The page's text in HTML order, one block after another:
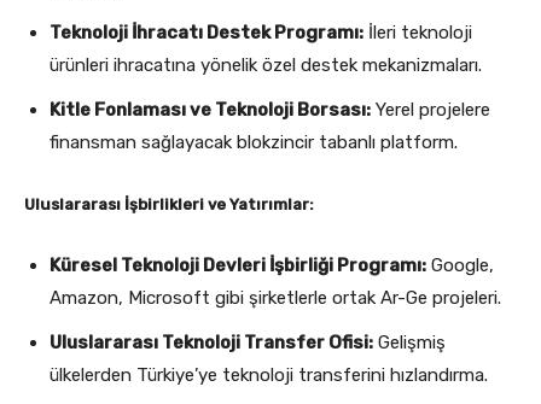
Teknoloji İhracatı Destek Programı: İleri teknoloji
ürünleri ihracatına yönelik özel destek mekanizmaları.
Kitle Fonlaması ve Teknoloji Borsası: Yerel projelere
finansman sağlayacak blokzincir tabanlı platform.
Uluslararası İşbirlikleri ve Yatırımlar:
Küresel Teknoloji Devleri İşbirliği Programı: Google,
Amazon, Microsoft gibi şirketlerle ortak Ar-Ge projeleri.
Uluslararası Teknoloji Transfer Ofisi: Gelişmiş
ülkelerden Türkiye’ye teknoloji transferini hızlandırma.